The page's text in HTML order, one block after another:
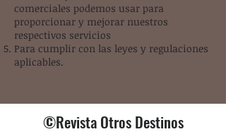
comerciales podemos usar para
proporcionar y mejorar nuestros
respectivos servicios
Para cumplir con las leyes y regulaciones
aplicables.
©Revista Otros Destinos